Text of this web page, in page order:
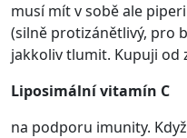
musí mít v sobě ale
(silně protizánětlivý, pro
jakkoliv tlumit. Kupuji od
Liposimální vitamín C
na podporu imunity.